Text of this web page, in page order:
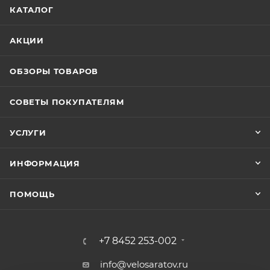
КАТАЛОГ
АКЦИИ
ОБЗОРЫ ТОВАРОВ
СОВЕТЫ ПОКУПАТЕЛЯМ
УСЛУГИ
ИНФОРМАЦИЯ
ПОМОЩЬ
+7 8452 253-002
info@velosaratov.ru